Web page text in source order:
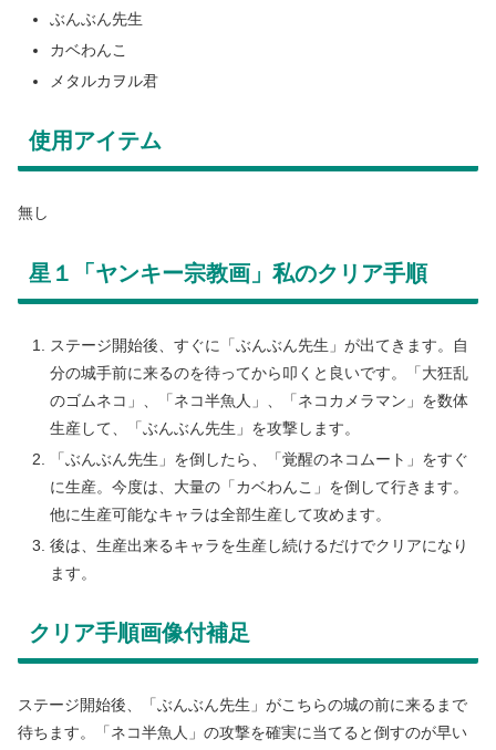
ぶんぶん先生
カベわんこ
メタルカヲル君
使用アイテム
無し
星１「ヤンキー宗教画」私のクリア手順
ステージ開始後、すぐに「ぶんぶん先生」が出てきます。自
分の城手前に来るのを待ってから叩くと良いです。「大狂乱
のゴムネコ」、「ネコ半魚人」、「ネコカメラマン」を数体
生産して、「ぶんぶん先生」を攻撃します。
「ぶんぶん先生」を倒したら、「覚醒のネコムート」をすぐ
に生産。今度は、大量の「カベわんこ」を倒して行きます。
他に生産可能なキャラは全部生産して攻めます。
後は、生産出来るキャラを生産し続けるだけでクリアになり
ます。
クリア手順画像付補足
ステージ開始後、「ぶんぶん先生」がこちらの城の前に来るまで
待ちます。「ネコ半魚人」の攻撃を確実に当てると倒すのが早い